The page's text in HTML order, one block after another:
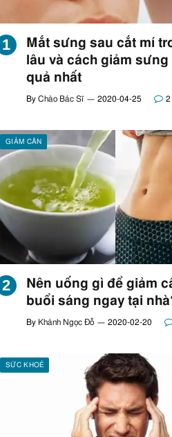
Mắt sưng sau cắt mí
lâu và cách giảm sưng
quả nhất
By Chào Bác Sĩ 2020-04-25 2
GIẢM CÂN
Nên uống gì để giảm
buổi sáng ngay tại
By Khánh Ngọc Đỗ 2020-02-20
SỨC KHOẺ